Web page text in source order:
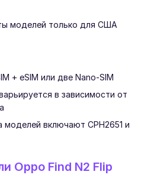
моделей только для США
+ eSIM или две Nano-SIM
в зависимости от
моделей включают CPH2651 и
Oppo Find N2 Flip